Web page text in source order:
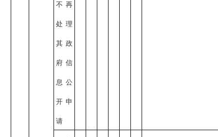
不再
处理
其政
府信
息公
开申
请